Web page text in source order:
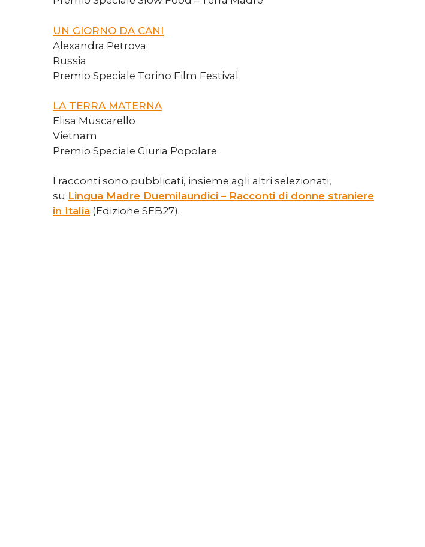
UN GIORNO DA CANI
Alexandra Petrova
Russia
Premio Speciale Torino Film Festival
LA TERRA MATERNA
Elisa Muscarello
Vietnam
Premio Speciale Giuria Popolare
I racconti sono pubblicati, insieme agli altri selezionati,
su Lingua Madre Duemilaundici – Racconti di donne straniere
in Italia (Edizione SEB27).